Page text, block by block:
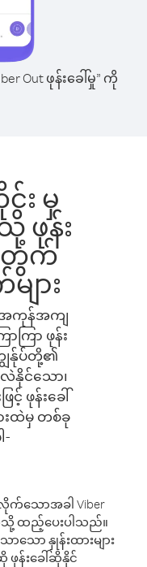
Out ဖုန်းခေါ်မှု” ကို
း မှ
ဖုန်း
တွက်
ျား
အကုန်အကျ
ာကြာ ဖုန်း
ျွန်ုပ်တို့၏
နိုင်သော၊
ဖုန်းခေါ်
းထဲမှ တစ်ခု
-
သောအခါ Viber
ထည့်ပေးပါသည်။
ော နှုန်းထားများ
ဖုန်းခေါ်ဆိုနိုင်